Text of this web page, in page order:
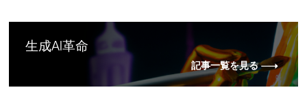
生成AI革命
記事一覧を見る